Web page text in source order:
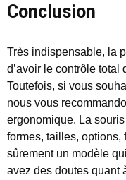
Conclusion
Très indispensable, la
d’avoir le contrôle total
Toutefois, si vous
nous vous
ergonomique. La
formes, tailles,
sûrement un modèle
avez des doutes quant